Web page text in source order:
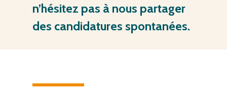
n’hésitez pas à nous partager
des candidatures spontanées.